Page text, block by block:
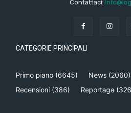
Contattaci:
CATEGORIE PRINCIPALI
Primo piano (6645) News (2060)
Recensioni (386) Reportage